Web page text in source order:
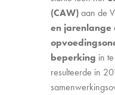
(CAW)aan de
en jarenlange
beperking in
resulteerde in